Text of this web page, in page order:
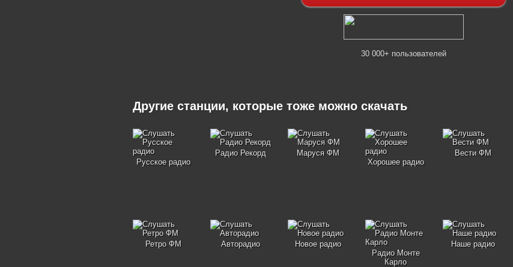
30 000+ пользователей
Другие станции, которые тоже можно скачать
Русское радио
Радио Рекорд
Маруся ФМ
Хорошее радио
Вести ФМ
Ретро ФМ Авторадио
Новое радио
Радио Монте
Карло
Наше радио